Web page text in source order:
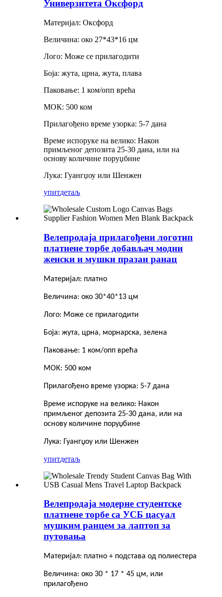
Универзитета Оксфорд
Материјал: Оксфорд
Величина: око 27*43*16 цм
Лого: Може се прилагодити
Боја: жута, црна, жута, плава
Паковање: 1 ком/опп врећа
МОК: 500 ком
Прилагођено време узорка: 5-7 дана
Време испоруке на велико: Након
примљеног депозита 25-30 дана, или на
основу количине поруџбине
Лука: Гуангџоу или Шенжен
упитдетаљ
Велепродаја прилагођени логотип
платнене торбе добављач модни
женски и мушки празан ранац
Материјал: платно
Величина: око 30*40*13 цм
Лого: Може се прилагодити
Боја: жута, црна, морнарска, зелена
Паковање: 1 ком/опп врећа
МОК: 500 ком
Прилагођено време узорка: 5-7 дана
Време испоруке на велико: Након
примљеног депозита 25-30 дана, или на
основу количине поруџбине
Лука: Гуангџоу или Шенжен
упитдетаљ
Велепродаја модерне студентске
платнене торбе са УСБ цасуал
мушким ранцем за лаптоп за
путовања
Материјал: платно + подстава од полиестера
Величина: око 30 * 17 * 45 цм, или
прилагођено